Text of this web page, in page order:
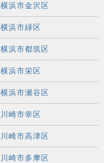
横浜市金沢区
横浜市緑区
横浜市都筑区
横浜市栄区
横浜市瀬谷区
川崎市幸区
川崎市高津区
川崎市多摩区